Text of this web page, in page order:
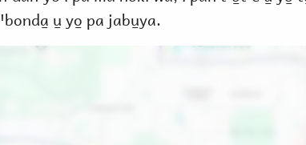
u̱ yo̱ pa jabu̱ya.